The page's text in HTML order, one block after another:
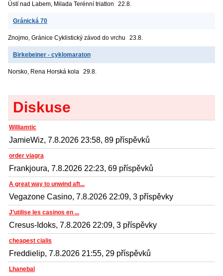
Ústí nad Labem, Milada Terénní triatlon 22.8.
Gránická 70
Znojmo, Gránice Cyklistický závod do vrchu 23.8.
Birkebeiner - cyklomaraton
Norsko, Rena Horská kola 29.8.
Diskuse
Williamtic
JamieWiz, 7.8.2026 23:58, 89 příspěvků
order viagra
Frankjoura, 7.8.2026 22:23, 69 příspěvků
A great way to unwind aft...
Vegazone Casino, 7.8.2026 22:09, 3 příspěvky
J’utilise les casinos en ...
Cresus-Idoks, 7.8.2026 22:09, 3 příspěvky
cheapest cialis
Freddielip, 7.8.2026 21:55, 29 příspěvků
Lhanebal